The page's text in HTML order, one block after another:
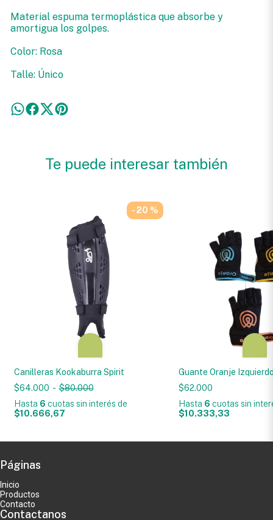
Material espuma termoplástica que absorbe y
amortigua los golpes.
Color: Rosa
Talle: Único
Te puede interesar también
- 20 %
Canilleras Kookaburra Spirit
$64.000 - $80.000
Hasta 6 cuotas sin interés de
$10.666,67
Guante Oranje
$62.000
Hasta 6 cuotas sin
$10.333,33
Páginas
Inicio
Productos
Contacto
Contactanos